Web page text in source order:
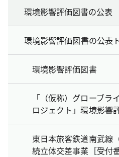
環境影響評価図書の公表
環境影響評価図書の公表
環境影響評価図書
「（仮称）グローブ
ロジェクト」環境影響
東日本旅客鉄道南武線
続立体交差事業［受付